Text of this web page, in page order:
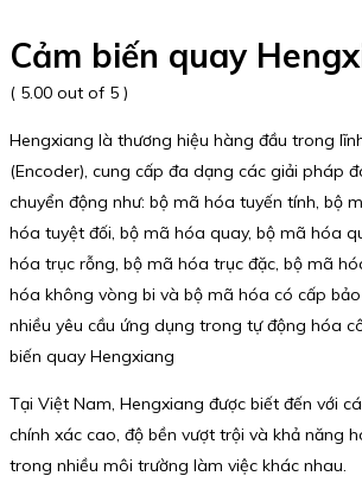
Cảm biến quay
( 5.00 out of 5 )
Hengxiang là thương hiệu hàng đầu trong
(Encoder), cung cấp đa dạng các giải pháp
chuyển động như: bộ mã hóa tuyến tính, bộ
hóa tuyệt đối, bộ mã hóa quay, bộ mã hóa
hóa trục rỗng, bộ mã hóa trục đặc, bộ mã
hóa không vòng bi và bộ mã hóa có cấp
nhiều yêu cầu ứng dụng trong tự động hóa
biến quay Hengxiang
Tại Việt Nam, Hengxiang được biết đến với
chính xác cao, độ bền vượt trội và khả năng
trong nhiều môi trường làm việc khác nhau.